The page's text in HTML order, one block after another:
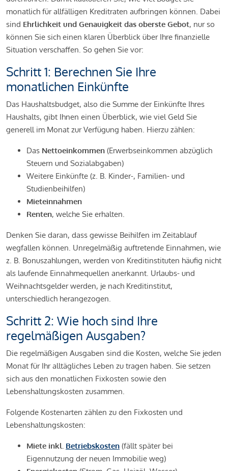
monatlich für allfälligen Kreditraten aufbringen können. Dabei
sind Ehrlichkeit und Genauigkeit das oberste Gebot, nur so
können Sie sich einen klaren Überblick über Ihre finanzielle
Situation verschaffen. So gehen Sie vor:
Schritt 1: Berechnen Sie Ihre
monatlichen Einkünfte
Das Haushaltsbudget, also die Summe der Einkünfte Ihres
Haushalts, gibt Ihnen einen Überblick, wie viel Geld Sie
generell im Monat zur Verfügung haben. Hierzu zählen:
Das Nettoeinkommen (Erwerbseinkommen abzüglich
Steuern und Sozialabgaben)
Weitere Einkünfte (z. B. Kinder-, Familien- und
Studienbeihilfen)
Mieteinnahmen
Renten, welche Sie erhalten.
Denken Sie daran, dass gewisse Beihilfen im Zeitablauf
wegfallen können. Unregelmäßig auftretende Einnahmen, wie
z. B. Bonuszahlungen, werden von Kreditinstituten häufig nicht
als laufende Einnahmequellen anerkannt. Urlaubs- und
Weihnachtsgelder werden, je nach Kreditinstitut,
unterschiedlich herangezogen.
Schritt 2: Wie hoch sind Ihre
regelmäßigen Ausgaben?
Die regelmäßigen Ausgaben sind die Kosten, welche Sie jeden
Monat für Ihr alltägliches Leben zu tragen haben. Sie setzen
sich aus den monatlichen Fixkosten sowie den
Lebenshaltungskosten zusammen.
Folgende Kostenarten zählen zu den Fixkosten und
Lebenshaltungskosten:
Miete inkl. Betriebskosten (fällt später bei
Eigennutzung der neuen Immobilie weg)